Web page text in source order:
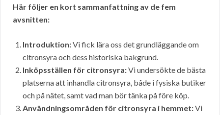
Här följer en kort sammanfattning av de fem
avsnitten:
Introduktion:Vi fick lära oss det grundläggande om
citronsyra och dess historiska bakgrund.
Inköpsställen för citronsyra:Vi undersökte de bästa
platserna att inhandla citronsyra, både i fysiska butiker
och på nätet, samt vad man bör tänka på före köp.
Användningsområden för citronsyra i hemmet:Vi